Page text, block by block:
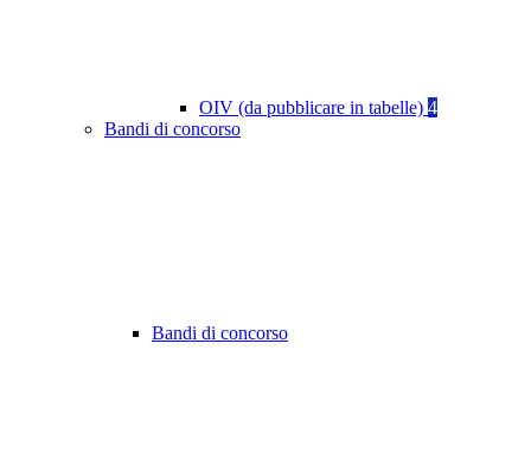
OIV (da pubblicare in tabelle) 4
Bandi di concorso
Bandi di concorso